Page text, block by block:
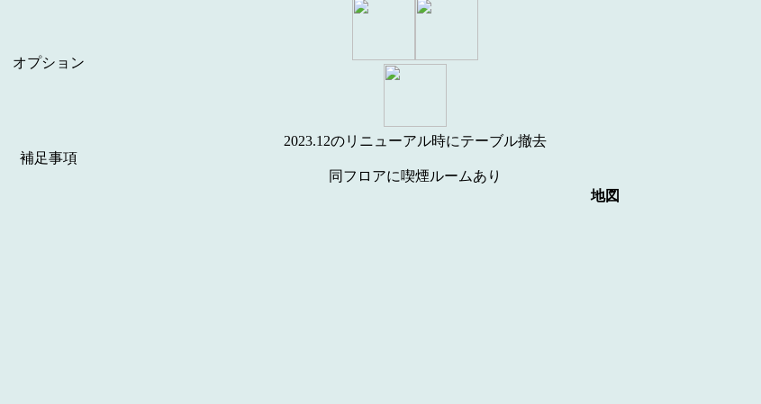
オプション
補足事項
2023.12のリニューアル時にテーブル撤去
同フロアに喫煙ルームあり
地図